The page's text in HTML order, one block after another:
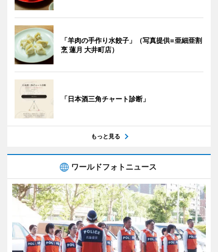
「羊肉の手作り水餃子」（写真提供=亜細亜割
烹 蓮月 大井町店）
「日本酒三角チャート診断」
もっと見る
ワールドフォトニュース